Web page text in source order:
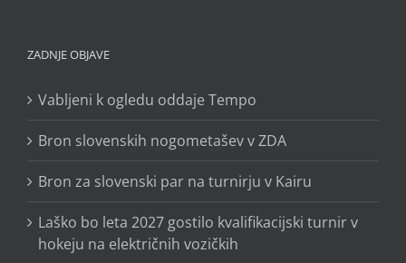
ZADNJE OBJAVE
Vabljeni k ogledu oddaje Tempo
Bron slovenskih nogometašev v ZDA
Bron za slovenski par na turnirju v Kairu
Laško bo leta 2027 gostilo kvalifikacijski turnir v
hokeju na električnih vozičkih